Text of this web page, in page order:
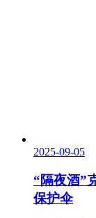
2025-09-05
“隔夜酒”
保护伞